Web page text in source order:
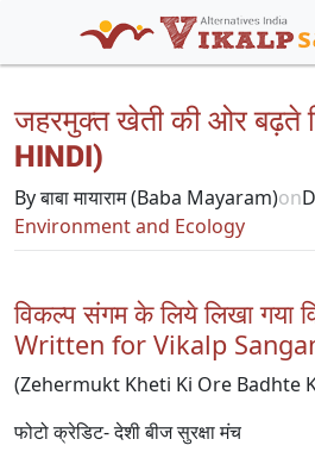
जहरमुक्त खेती की ओर बढ़ते
HINDI)
By बाबा मायाराम (Baba Mayaram)on
Environment and Ecology
विकल्प संगम के लिये लिखा
Written for Vikalp
(Zehermukt Kheti Ki Ore Badhte
फोटो क्रेडिट- देशी बीज सुरक्षा मंच